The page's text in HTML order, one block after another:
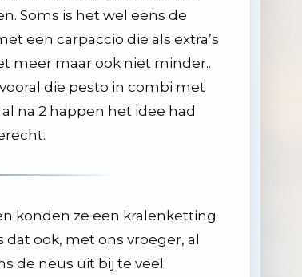
Soms is het wel eens de
een carpaccio die als extra’s
meer maar ook niet minder..
vooral die pesto in combi met
na 2 happen het idee had
konden ze een kralenketting
ook, met ons vroeger, al
de neus uit bij te veel